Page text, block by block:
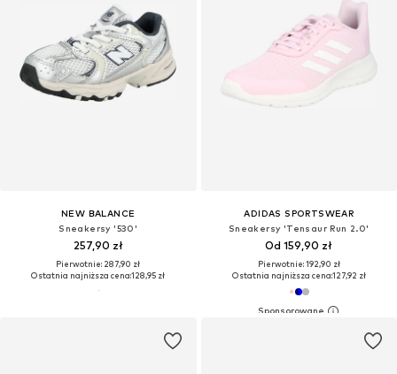
NEW BALANCE
Sneakersy '530'
257,90 zł
Pierwotnie: 287,90 zł
Ostatnia najniższa cena:128,95 zł
ADIDAS SPORTSWEAR
Sneakersy 'Tensaur Run 2.0'
Od 159,90 zł
Pierwotnie: 192,90 zł
Ostatnia najniższa cena:127,92 zł